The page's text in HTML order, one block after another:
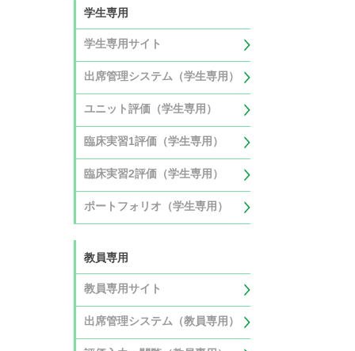
学生専用
学生専用サイト
出席管理システム（学生専用）
ユニット評価（学生専用）
臨床実習1評価（学生専用）
臨床実習2評価（学生専用）
ポートフォリオ（学生専用）
教員専用
教員専用サイト
出席管理システム（教員専用）